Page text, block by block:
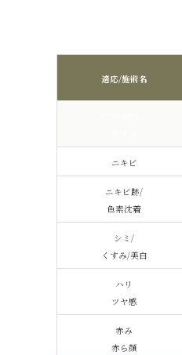
適応/施術名
ニキビ
ニキビ跡/
色素沈着
シミ/
くすみ/美白
ハリ
ツヤ感
赤み
赤ら顔